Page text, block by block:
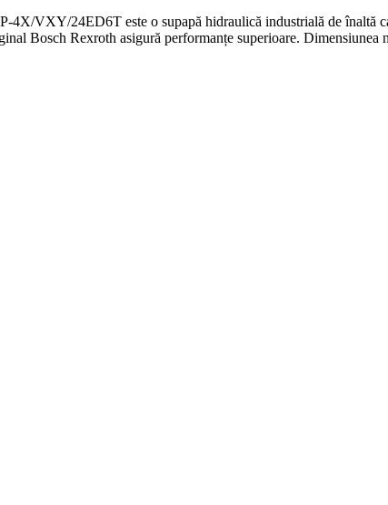
VXY/24ED6T este o supapă hidraulică industrială de înaltă
Bosch Rexroth asigură performanțe superioare.